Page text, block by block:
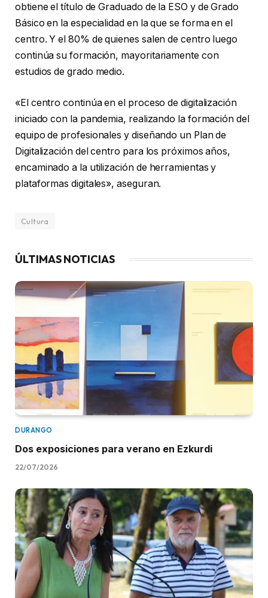
obtiene el título de Graduado de la ESO y de Grado
Básico en la especialidad en la que se forma en el
centro. Y el 80% de quienes salen de centro luego
continúa su formación, mayoritariamente con
estudios de grado medio.
«El centro continúa en el proceso de digitalización
iniciado con la pandemia, realizando la formación del
equipo de profesionales y diseñando un Plan de
Digitalización del centro para los próximos años,
encaminado a la utilización de herramientas y
plataformas digitales», aseguran.
Cultura
ÚLTIMAS NOTICIAS
DURANGO
Dos exposiciones para verano en Ezkurdi
22/07/2026